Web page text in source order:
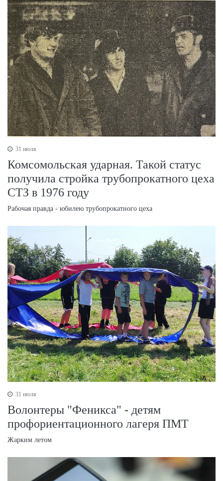
31 июля
Комсомольская ударная. Такой статус
получила стройка трубопрокатного цеха
СТЗ в 1976 году
Рабочая правда - юбилею трубопрокатного цеха
31 июля
Волонтеры "Феникса" - детям
профориентационного лагеря ПМТ
Жарким летом